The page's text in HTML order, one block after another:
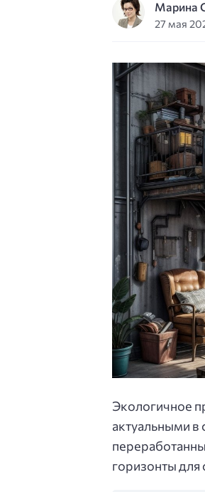
Марина
27 мая
Экологичное
актуальными в
горизонты для